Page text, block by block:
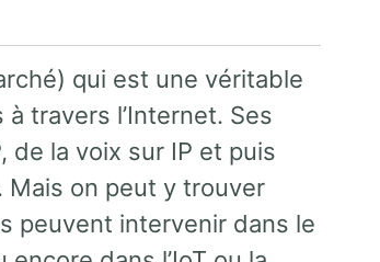
qui est une véritable
travers l’Internet. Ses
de la voix sur IP et puis
Mais on peut y trouver
peuvent intervenir dans le